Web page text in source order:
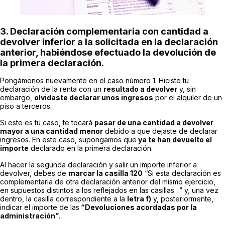
3. Declaración complementaria con cantidad a
devolver inferior a la solicitada en la declaración
anterior, habiéndose efectuado la devolución de
la primera declaración.
Pongámonos nuevamente en el caso número 1. Hiciste tu
declaración de la renta con un resultado a devolver y, sin
embargo, olvidaste declarar unos ingresos por el alquiler de un
piso a terceros.
Si este es tu caso, te tocará pasar de una cantidad a devolver
mayor a una cantidad menor debido a que dejaste de declarar
ingresos. En este caso, supongamos que ya te han devuelto el
importe declarado en la primera declaración.
Al hacer la segunda declaración y salir un importe inferior a
devolver, debes de marcar la casilla 120 “Si esta declaración es
complementaria de otra declaración anterior del mismo ejercicio,
en supuestos distintos a los reflejados en las casillas…” y, una vez
dentro, la casilla correspondiente a la letra f) y, posteriormente,
indicar el importe de las “Devoluciones acordadas por la
administración”.